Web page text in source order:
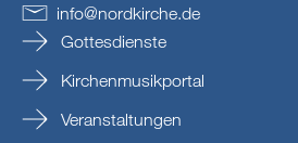
info@nordkirche.de
Gottesdienste
Kirchenmusikportal
Veranstaltungen